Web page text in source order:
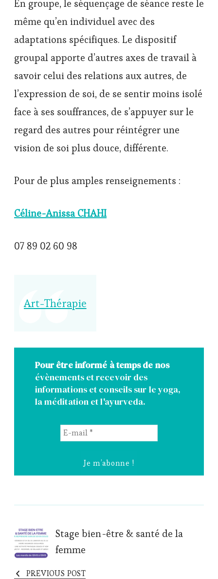
En groupe, le séquençage de séance reste le
même qu’en individuel avec des
adaptations spécifiques. Le dispositif
groupal apporte d’autres axes de travail à
savoir celui des relations aux autres, de
l’expression de soi, de se sentir moins isolé
face à ses souffrances, de s’appuyer sur le
regard des autres pour réintégrer une
vision de soi plus douce, différente.
Pour de plus amples renseignements :
Céline-Anissa CHAHI
07 89 02 60 98
Art-Thérapie
Pour être informé à temps de nos
évènements et recevoir des
informations et conseils sur le yoga,
la méditation et l'ayurveda.
*
Post
Navigation
Stage bien-être & santé de la
femme
PREVIOUS POST